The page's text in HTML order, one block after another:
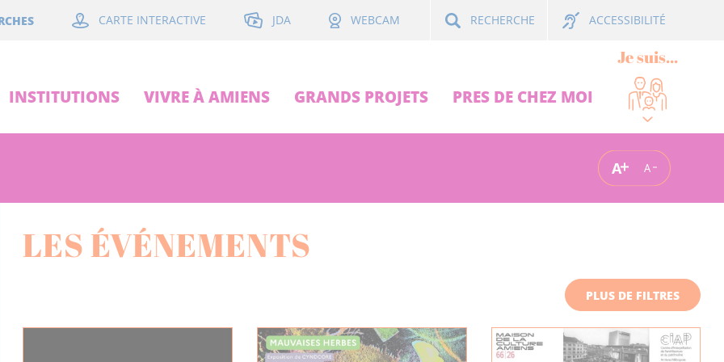
CARTE INTERACTIVE JDA WEBCAM RECHERCHE ACCESSIBILITÉ
INSTITUTIONS VIVRE À AMIENS GRANDS PROJETS PRES DE CHEZ MOI
Je suis...
A A
LES ÉVÉNEMENTS
PLUS DE FILTRES